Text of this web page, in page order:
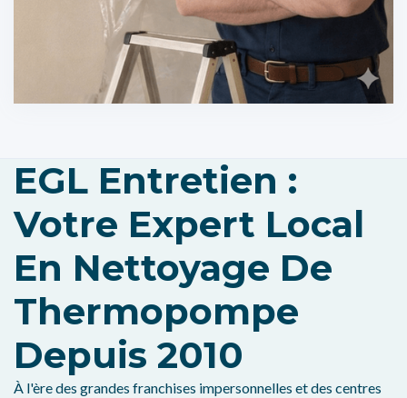
EGL Entretien :
Votre Expert Local
En Nettoyage De
Thermopompe
Depuis 2010
À l'ère des grandes franchises impersonnelles et des centres